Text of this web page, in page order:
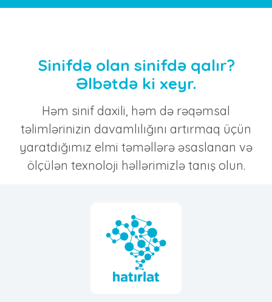
Sinifdə olan sinifdə qalır?
Əlbətdə ki xeyr.
Həm sinif daxili, həm də rəqəmsal
təlimlərinizin davamlılığını artırmaq üçün
yaratdığımız elmi təməllərə əsaslanan və
ölçülən texnoloji həllərimizlə tanış olun.